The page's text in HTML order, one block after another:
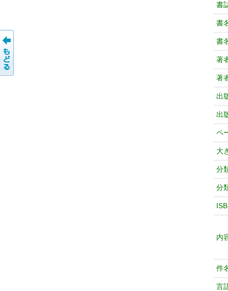
書
書
書
著
著
出
出
ペ
大
分
分
内
件
言